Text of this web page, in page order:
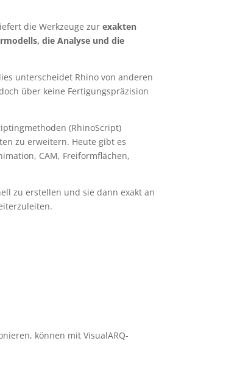
die Werkzeuge zurexakten
die Analyse und die
unterscheidet Rhino von anderen
über keine Fertigungspräzision
(RhinoScript)
zu erweitern. Heute gibt es
CAM, Freiformflächen,
zu erstellen und sie dann exakt an
können mit VisualARQ-